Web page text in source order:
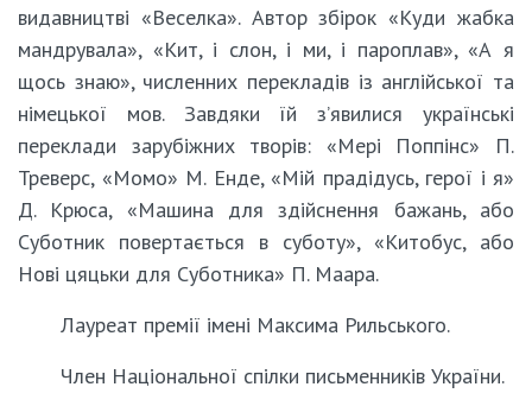
видавництві «Веселка». Автор збірок «Куди жабка
мандрувала», «Кит, і слон, і ми, і пароплав», «А я
щось знаю», численних перекладів із англійської та
німецької мов. Завдяки їй з’явилися українські
переклади зарубіжних творів: «Мері Поппінс» П.
Треверс, «Момо» М. Енде, «Мій прадідусь, герої і я»
Д. Крюса, «Машина для здійснення бажань, або
Суботник повертається в суботу», «Китобус, або
Нові цяцьки для Суботника» П. Маара.
Лауреат премії імені Максима Рильського.
Член Національної спілки письменників України.